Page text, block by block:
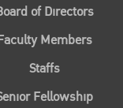
of Directors
Members
Staffs
Fellowship